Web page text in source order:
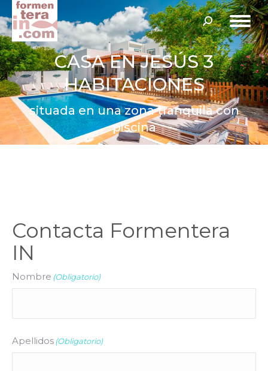
Buscar:
CASA EN JESÚS 3
HABITACIONES
situada en una zona tranquila con
piscina
Contacta Formentera
IN
Nombre (Obligatorio)
Apellidos (Obligatorio)